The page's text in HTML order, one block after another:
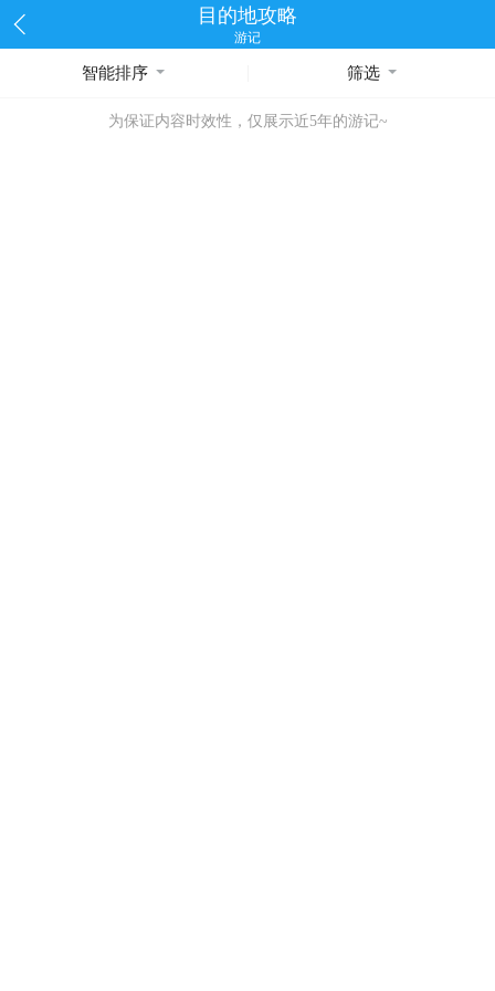
目的地攻略
游记
智能排序 筛选
为保证内容时效性，仅展示近5年的游记~